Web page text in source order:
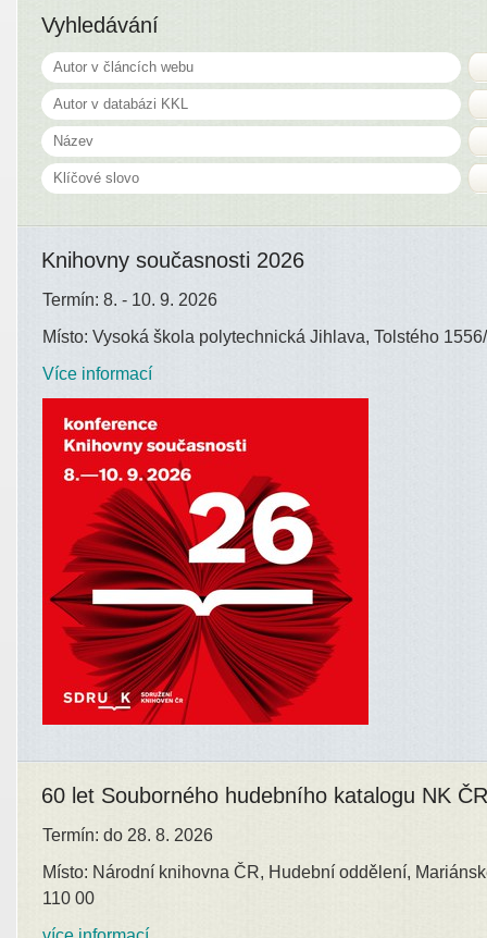
Vyhledávání
Knihovny současnosti 2026
Termín: 8. - 10. 9. 2026
Místo: Vysoká škola polytechnická Jihlava, Tolstého
Více informací
60 let Souborného hudebního katalogu NK ČR
Termín: do 28. 8. 2026
Místo: Národní knihovna ČR, Hudební oddělení,
110 00